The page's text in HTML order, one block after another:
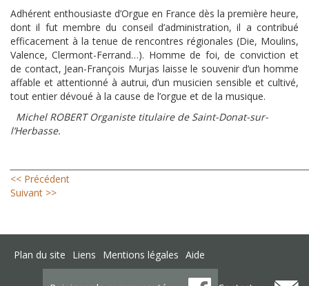
Adhérent enthousiaste d’Orgue en France dès la première heure,
dont il fut membre du conseil d’administration, il a contribué
efficacement à la tenue de rencontres régionales (Die, Moulins,
Valence, Clermont-Ferrand…). Homme de foi, de conviction et
de contact, Jean-François Murjas laisse le souvenir d’un homme
affable et attentionné à autrui, d’un musicien sensible et cultivé,
tout entier dévoué à la cause de l’orgue et de la musique.
Michel ROBERT Organiste titulaire de Saint-Donat-sur-
l’Herbasse.
<< Précédent
Suivant >>
Plan du site Liens Mentions légales Aide